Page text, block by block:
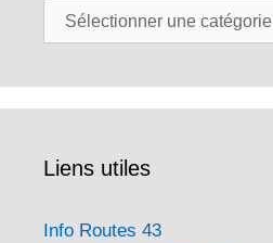
Catégories
Liens utiles
Info Routes 43